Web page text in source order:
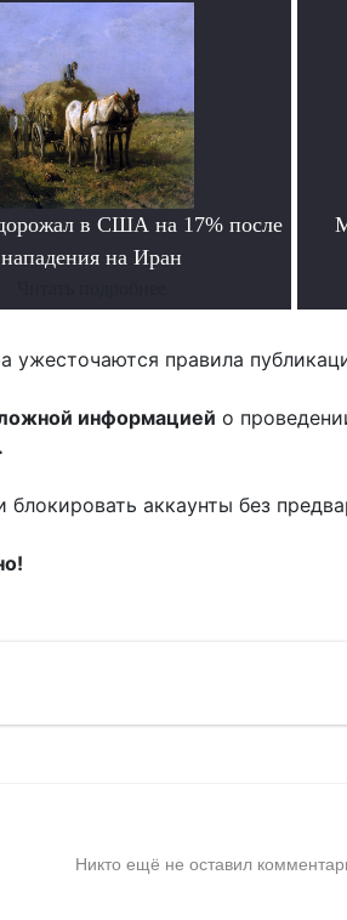
в США на 17% после
нападения на Иран
ужесточаются правила
информацией о
аккаунты без
Никто ещё не оставил